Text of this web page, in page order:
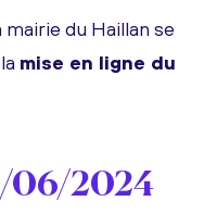
du Haillan se
mise en ligne du
06/2024